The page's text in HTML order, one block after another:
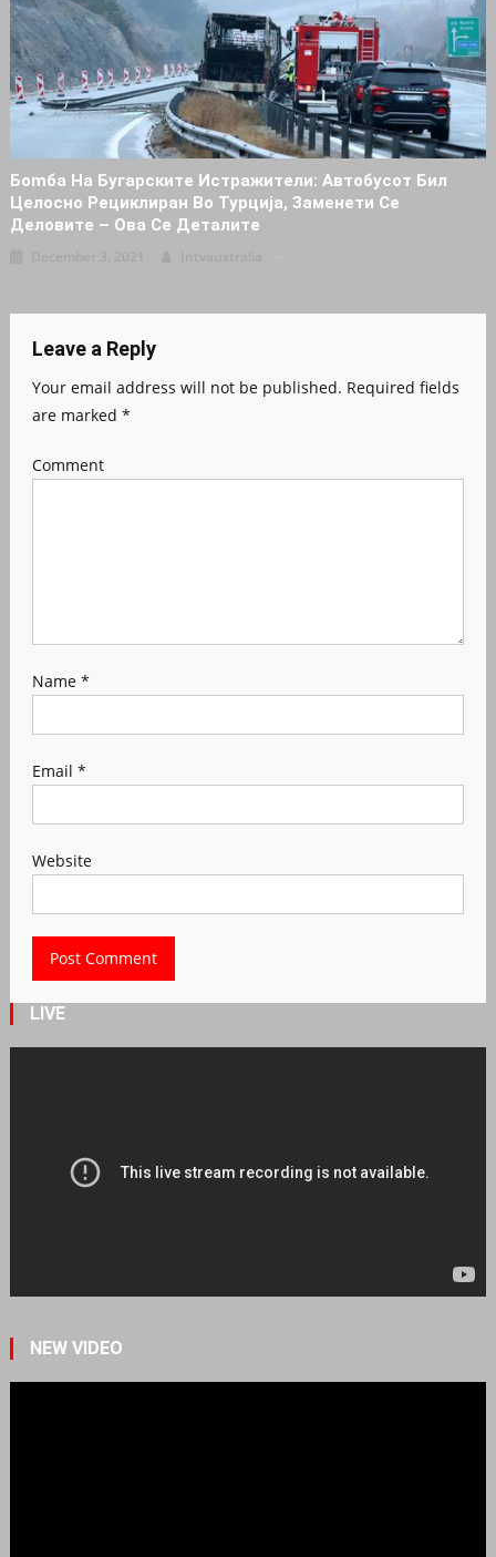
Бomба На Бугарските Иcтpaжители: Автобусот Бил
Целосно Peциклиpaн Во Турција, Заменети Се
Деловите – Oва Се Деталите
Leave a Reply
Your email address will not be published. Required fields
are marked *
Comment
Name *
Email *
Website
LIVE
NEW VIDEO